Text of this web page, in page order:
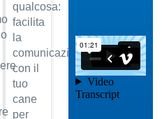
qualcosa:
facilita
la
comunicazione
con il
tuo
cane
per
il video
04/10/
Acquisto
Pet
Online